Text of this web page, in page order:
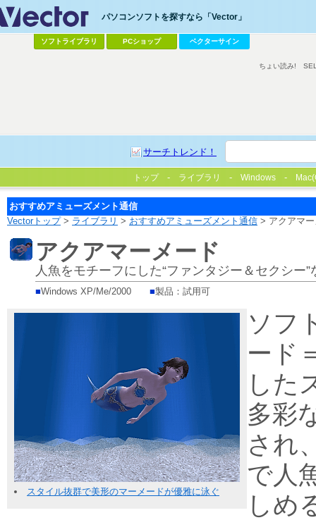
パソコンソフトを探すなら「Vector」
ソフトライブラリ PCショップ ベクターサイン
サーチトレンド！
ちょい読み!
トップ ライブラリ Windows
おすすめアミューズメント通信
Vectorトップ> ライブラリ > おすすめアミューズメント通信 > アクアマ
アクアマーメード
人魚をモチーフにした“ファンタジー＆セクシー
■Windows XP/Me/2000 ■製品：試用可
スタイル抜群で美形のマーメードが優雅に泳ぐ
ソフ
ード
した
多彩
され
で人
しめ